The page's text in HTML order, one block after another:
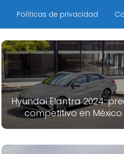
Políticas de privacidad
Hyundai Elantra 2024:
competitivo en México